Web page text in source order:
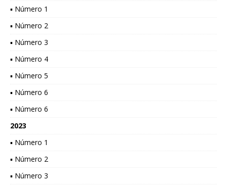
▪ Número 1
▪ Número 2
▪ Número 3
▪ Número 4
▪ Número 5
▪ Número 6
▪ Número 6
2023
▪ Número 1
▪ Número 2
▪ Número 3